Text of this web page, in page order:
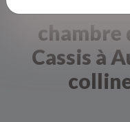
chambre
Cassis à